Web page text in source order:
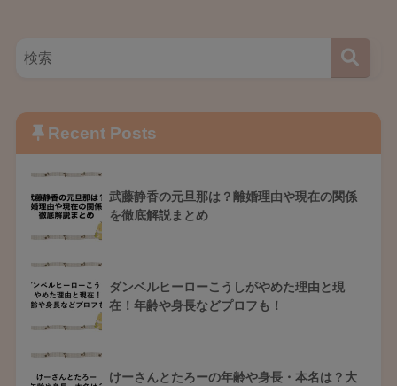
Recent Posts
武藤静香の元旦那は？離婚理由や現在の関係
を徹底解説まとめ
ダンベルヒーローこうしがやめた理由と現
在！年齢や身長などプロフも！
けーさんとたろーの年齢や身長・本名は？大